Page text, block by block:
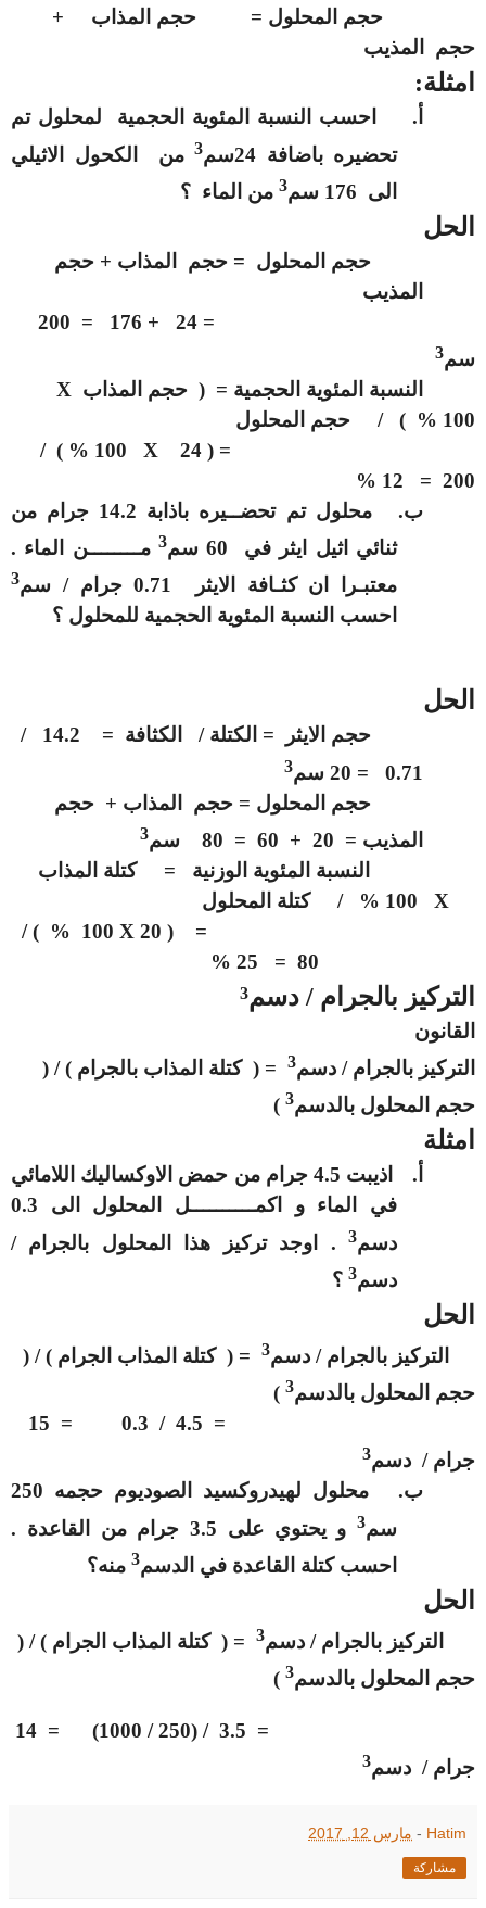
حجم المحلول = حجم المذاب +
حجم المذيب
امثلة:
أ‌.
احسب النسبة المئوية الحجمية لمحلول تم
تحضيره باضافة 24سم
3 من الكحول الاثيلي
الى 176 سم
3 من الماء ؟
الحل
حجم المحلول = حجم المذاب + حجم
المذيب
= 24 + 176 = 200
سم3
النسبة المئوية الحجمية = ( حجم المذاب X
100 % ) / حجم المحلول
= ( 24
X
100 % ) /
200 = 12 %
ب‌.
محلول تم تحضــيره باذابة 14.2 جرام من
ثنائي اثيل ايثر في 60 سم
3 مــــــــن الماء .
معتبـرا ان كثـافة الايثر 0.71 جرام / سم
3
احسب النسبة المئوية الحجمية للمحلول ؟
الحل
حجم الايثر = الكتلة / الكثافة = 14.2 /
0.71 = 20 سم
3
حجم المحلول = حجم المذاب + حجم
المذيب = 20 + 60 = 80 سم
3
النسبة المئوية الوزنية = كتلة المذاب
X
= ( 20
X
100 % ) /
80 = 25 %
التركيز بالجرام / دسم3
القانون
التركيز بالجرام / دسم3
= ( كتلة المذاب بالجرام ) / (
حجم المحلول بالدسم3
)
امثلة
أ‌.
اذيبت 4.5 جرام من حمض الاوكساليك اللامائي
في الماء و اكمــــــــــل المحلول الى 0.3
دسم3
. اوجد تركيز هذا المحلول بالجرام /
دسم3 ؟
الحل
التركيز بالجرام / دسم3
= ( كتلة المذاب الجرام ) / (
حجم المحلول بالدسم3
)
= 4.5 / 0.3 = 15
جرام / دسم3
ب‌.
محلول لهيدروكسيد الصوديوم حجمه 250
سم3
و يحتوي على 3.5 جرام من القاعدة .
احسب كتلة القاعدة في الدسم3 منه؟
الحل
التركيز بالجرام / دسم3
= ( كتلة المذاب الجرام ) / (
حجم المحلول بالدسم3
)
= 3.5 / (250 / 1000) = 14
جرام / دسم3
Hatim
- مارس 12, 2017
مشاركة